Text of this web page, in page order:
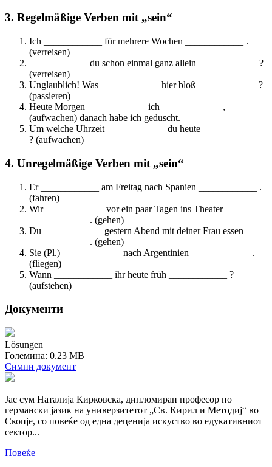
3. Regelmäßige Verben mit „sein“
Ich ____________ für mehrere Wochen ____________ .
(verreisen)
____________ du schon einmal ganz allein ____________ ?
(verreisen)
Unglaublich! Was ____________ hier bloß ____________ ?
(passieren)
Heute Morgen ____________ ich ____________ ,
(aufwachen) danach habe ich geduscht.
Um welche Uhrzeit ____________ du heute ____________
? (aufwachen)
4. Unregelmäßige Verben mit „sein“
Er ____________ am Freitag nach Spanien ____________ .
(fahren)
Wir ____________ vor ein paar Tagen ins Theater
____________ . (gehen)
Du ____________ gestern Abend mit deiner Frau essen
____________ . (gehen)
Sie (Pl.) ____________ nach Argentinien ____________ .
(fliegen)
Wann ____________ ihr heute früh ____________ ?
(aufstehen)
Документи
Lösungen
Големина: 0.23 MB
Симни документ
Јас сум Наталија Кирковска, дипломиран професор по
германски јазик на универзитетот „Св. Кирил и Методиј“ во
Скопје, со повеќе од една деценија искуство во едукативниот
сектор...
Повеќе